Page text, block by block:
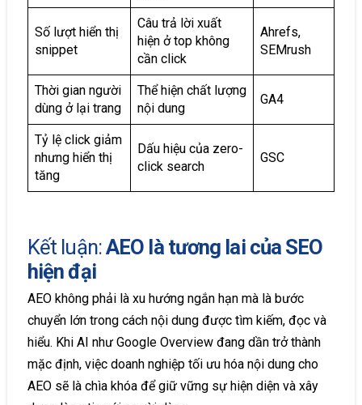
Số lượt hiển thị
snippet
Câu trả lời xuất
hiện ở top không
cần click
Ahrefs,
SEMrush
Thời gian người
dùng ở lại trang
Thể hiện chất lượng
nội dung
GA4
Tỷ lệ click giảm
nhưng hiển thị
tăng
Dấu hiệu của zero-
click search
GSC
Kết luận:AEO là tương lai của SEO
hiện đại
AEO không phải là xu hướng ngắn hạn mà là bước
chuyển lớn trong cách nội dung được tìm kiếm, đọc và
hiểu. Khi AI như Google Overview đang dần trở thành
mặc định, việc doanh nghiệp tối ưu hóa nội dung cho
AEO sẽ là chìa khóa để giữ vững sự hiện diện và xây